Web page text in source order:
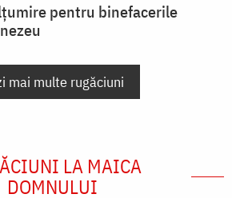
pentru binefacerile
mai multe rugăciuni
LA MAICA
DOMNULUI